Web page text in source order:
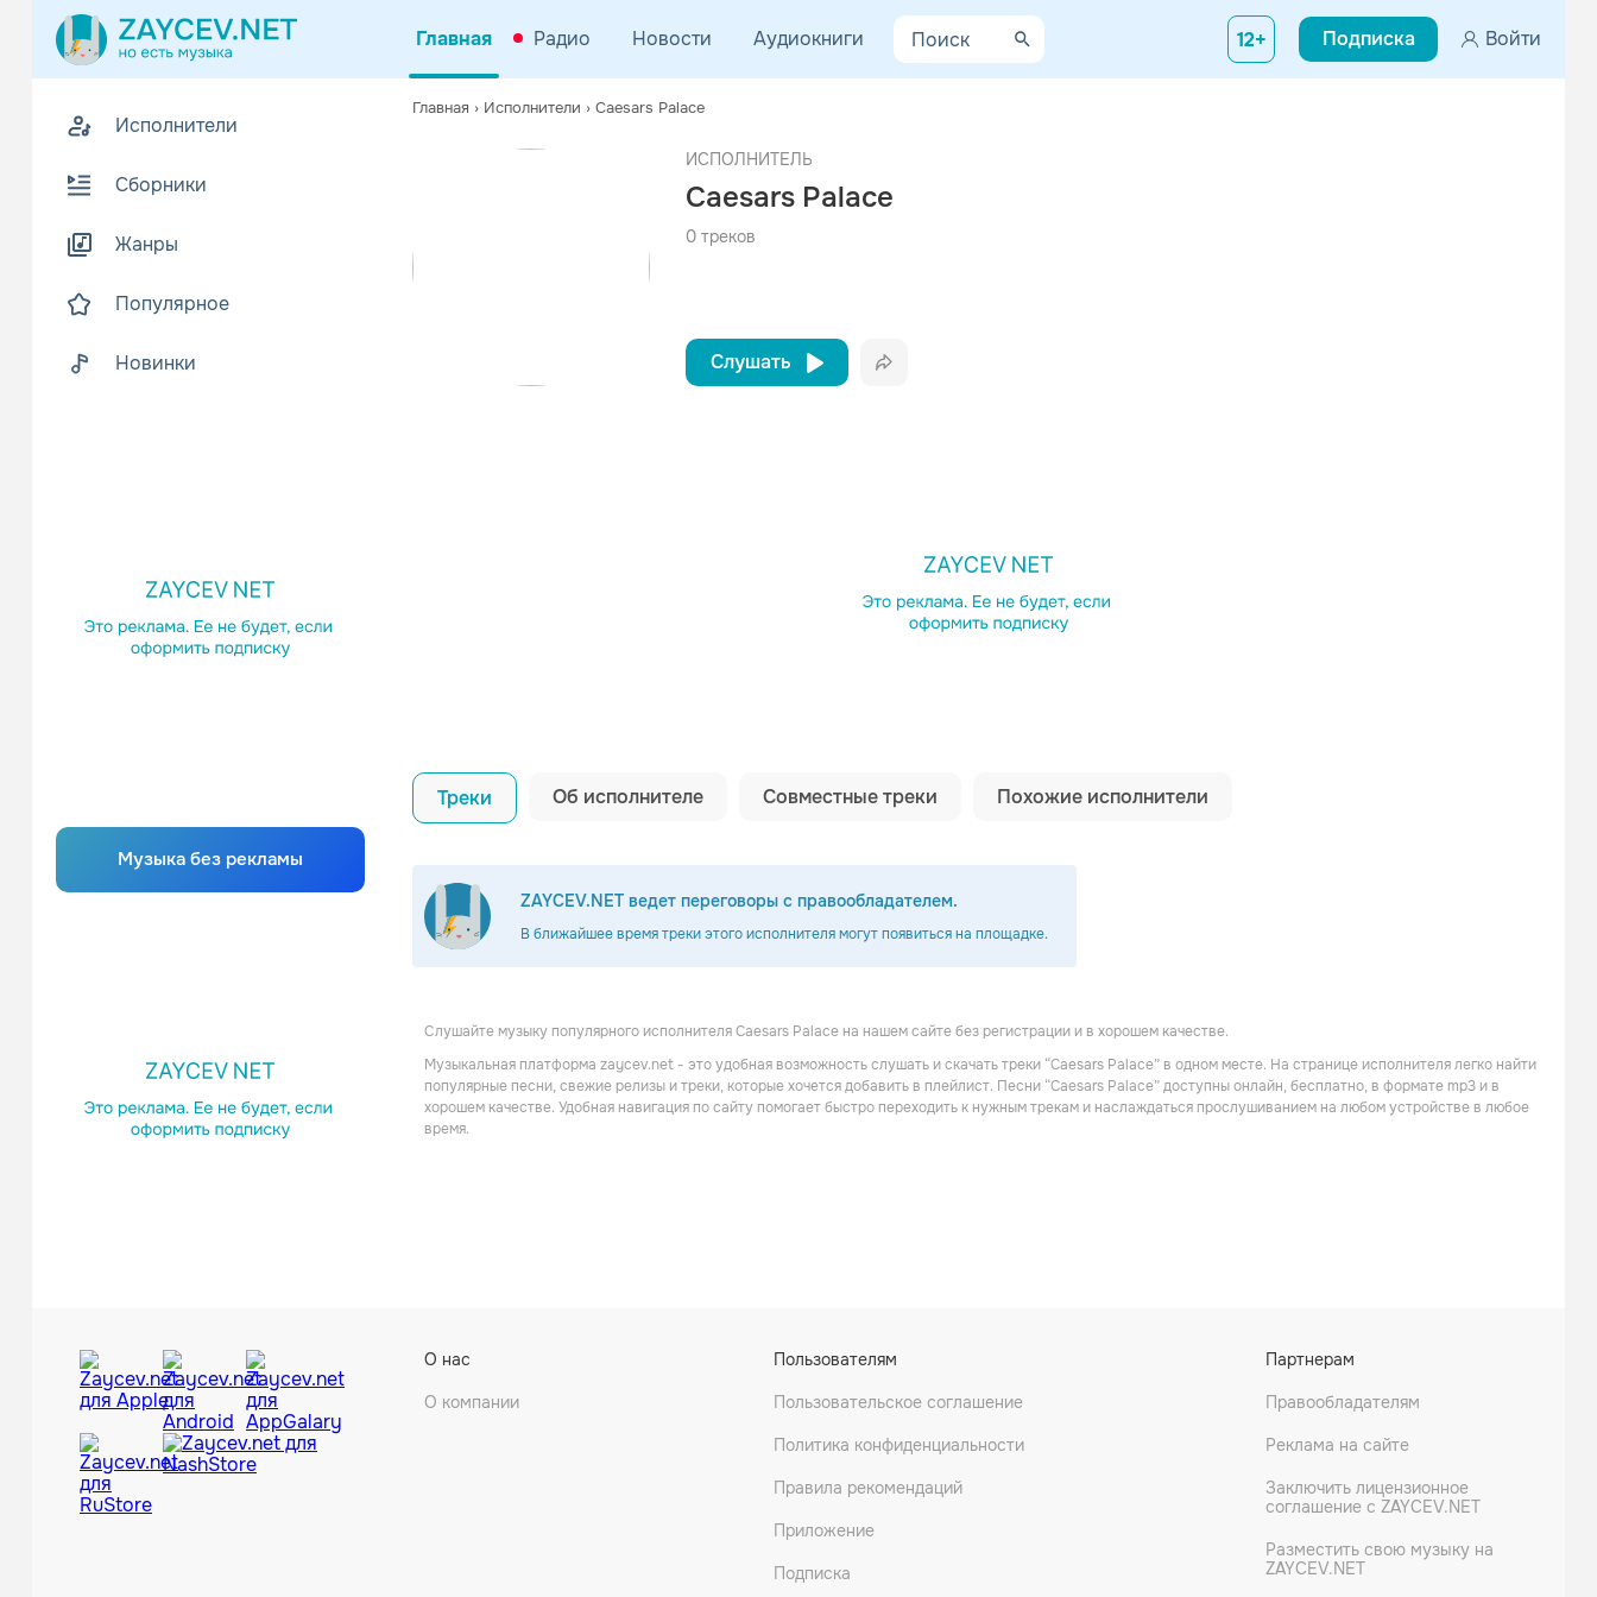
Главная Радио Новости Аудиокниги 12+ Подписка Войти
Исполнители
Сборники
Жанры
Популярное
Новинки
Музыка без рекламы
Главная › Исполнители › Caesars Palace
ИСПОЛНИТЕЛЬ
Caesars Palace
0 треков
Слушать
Копировать ссылку
Треки Об исполнителе Совместные треки Похожие исполнители
ZAYCEV.NET ведет переговоры с правообладателем.
В ближайшее время треки этого исполнителя могут появиться на площадке.
Биография
«Caesars» – шведская альтернативная инди-рок-группа. Команда основана в 1995 году, в городе Бурленге. В самой Швеции группа
ZAYCEV.NET ведет переговоры с правообладателем.
0
Слушайте музыку популярного исполнителя Caesars Palace на нашем сайте без регистрации и в хорошем качестве.
Музыкальная платформа zaycev.net - это удобная возможность слушать и скачать треки “Caesars Palace” в одном месте. На странице исполнителя легко найти
популярные песни, свежие релизы и треки, которые хочется добавить в плейлист. Песни “Caesars Palace” доступны онлайн, бесплатно, в формате mp3 и в
хорошем качестве. Удобная навигация по сайту помогает быстро переходить к нужным трекам и наслаждаться прослушиванием на любом устройстве в любое
время.
О нас
О компании
Пользователям
Пользовательское соглашение
Политика конфиденциальности
Правила рекомендаций
Приложение
Подписка
Партнерам
Правообладателям
Реклама на сайте
Заключить лицензионное
соглашение с ZAYCEV.NET
Разместить свою музыку на
ZAYCEV.NET